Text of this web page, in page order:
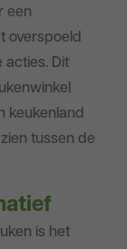
een
overspoeld
acties. Dit
keukenland
tussen de
is het